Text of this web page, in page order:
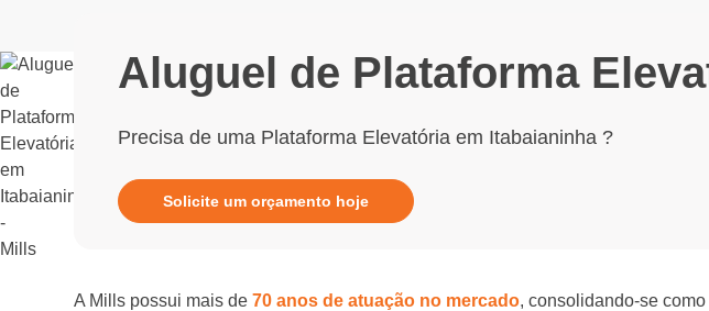
Aluguel de Plataforma
Precisa de uma Plataforma Elevatória em Itabaianinha ?
Solicite um orçamento hoje
A Mills possui mais de70 anos de atuação no mercado, consolidando-se